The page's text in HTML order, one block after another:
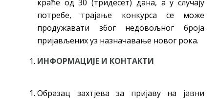
краће од 30 (тридесет) дана, а у случају
потребе, трајање конкурса се може
продужавати због недовољног броја
пријављених уз назначавање новог рока.
ИНФОРМАЦИЈЕ И КОНТАКТИ
Образац захтјева за пријаву на јавни